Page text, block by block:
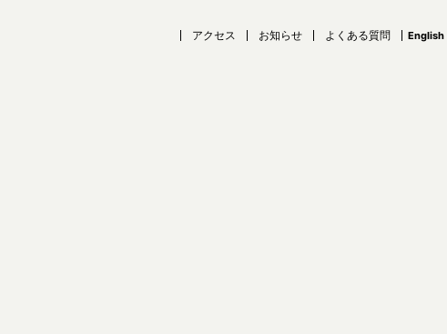
アクセス お知らせ よくある質問 English